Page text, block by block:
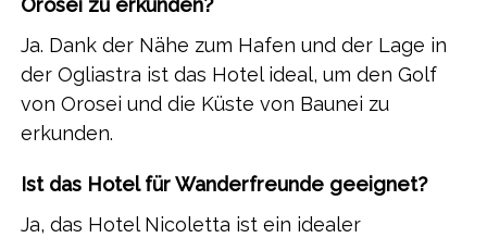
Orosei zu erkunden?
Ja. Dank der Nähe zum Hafen und der Lage in
der Ogliastra ist das Hotel ideal, um den Golf
von Orosei und die Küste von Baunei zu
erkunden.
Ist das Hotel für Wanderfreunde geeignet?
Ja, das Hotel Nicoletta ist ein idealer